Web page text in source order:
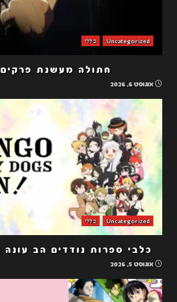
Uncategorized כללי
חתולה מעשנת פרקים 5-4
אוגוסט 6, 2026
Uncategorized כללי
כלבי ספרות נודדים הב עונה 2 פרקים 5-1
אוגוסט 5, 2026